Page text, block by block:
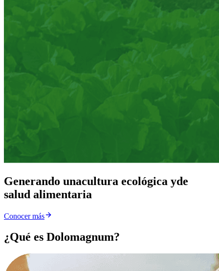
Generando unacultura ecológica yde
salud alimentaria
Conocer más
¿Qué es Dolomagnum?